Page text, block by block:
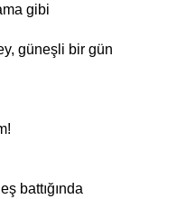
gibi
güneşli bir gün
battığında